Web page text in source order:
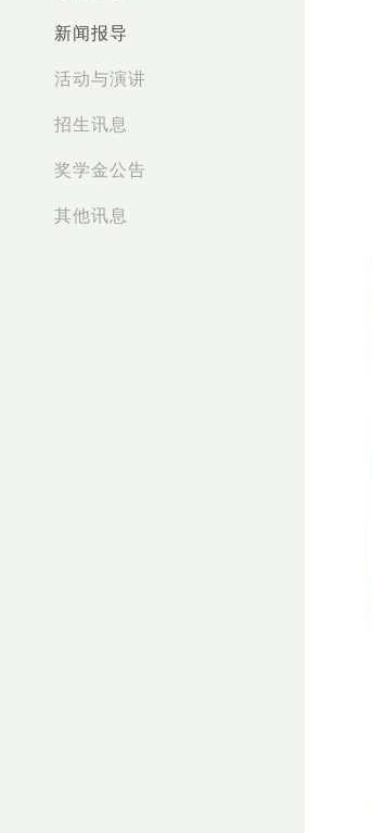
新闻报导
活动与演讲
招生讯息
奖学金公告
其他讯息